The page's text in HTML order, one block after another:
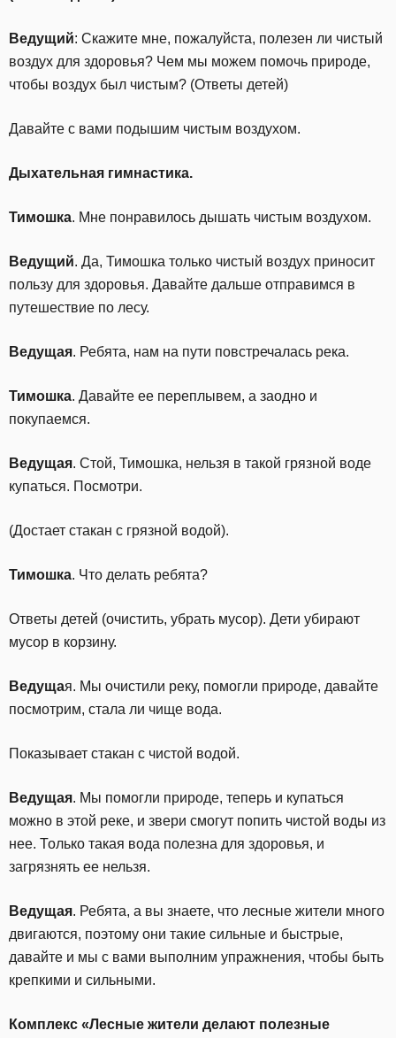
Ведущий: Скажите мне, пожалуйста, полезен ли чистый
воздух для здоровья? Чем мы можем помочь природе,
чтобы воздух был чистым? (Ответы детей)
Давайте с вами подышим чистым воздухом.
Дыхательная гимнастика.
Тимошка. Мне понравилось дышать чистым воздухом.
Ведущий. Да, Тимошка только чистый воздух приносит
пользу для здоровья. Давайте дальше отправимся в
путешествие по лесу.
Ведущая. Ребята, нам на пути повстречалась река.
Тимошка. Давайте ее переплывем, а заодно и
покупаемся.
Ведущая. Стой, Тимошка, нельзя в такой грязной воде
купаться. Посмотри.
(Достает стакан с грязной водой).
Тимошка. Что делать ребята?
Ответы детей (очистить, убрать мусор). Дети убирают
мусор в корзину.
Ведущая. Мы очистили реку, помогли природе, давайте
посмотрим, стала ли чище вода.
Показывает стакан с чистой водой.
Ведущая. Мы помогли природе, теперь и купаться
можно в этой реке, и звери смогут попить чистой воды из
нее. Только такая вода полезна для здоровья, и
загрязнять ее нельзя.
Ведущая. Ребята, а вы знаете, что лесные жители много
двигаются, поэтому они такие сильные и быстрые,
давайте и мы с вами выполним упражнения, чтобы быть
крепкими и сильными.
Комплекс «Лесные жители делают полезные